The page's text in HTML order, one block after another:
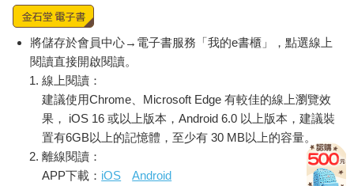
將儲存於會員中心→電子書服務「我的e書櫃」，點選線上
閱讀直接開啟閱讀。
線上閱讀：
建議使用Chrome、Microsoft Edge 有較佳的線上瀏覽效
果， iOS 16 或以上版本，Android 6.0 以上版本，建議裝
置有6GB以上的記憶體，至少有 30 MB以上的容量。
離線閱讀：
APP下載： iOS
Android